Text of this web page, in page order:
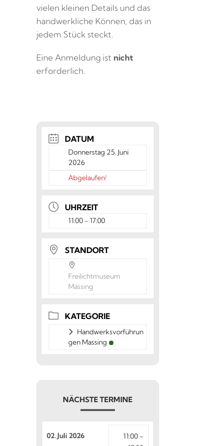
vielen kleinen Details und das
handwerkliche Können, das in
jedem Stück steckt.
Eine Anmeldung ist nicht
erforderlich.
DATUM
Donnerstag 25. Juni
2026
Abgelaufen!
UHRZEIT
11:00 - 17:00
STANDORT
Freilichtmuseum
Massing
KATEGORIE
Handwerksvorführun
gen Massing
NÄCHSTE TERMINE
02. Juli 2026
11:00 -